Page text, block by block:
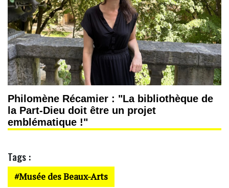
Philomène Récamier : "La bibliothèque de
la Part-Dieu doit être un projet
emblématique !"
Tags :
Musée des Beaux-Arts